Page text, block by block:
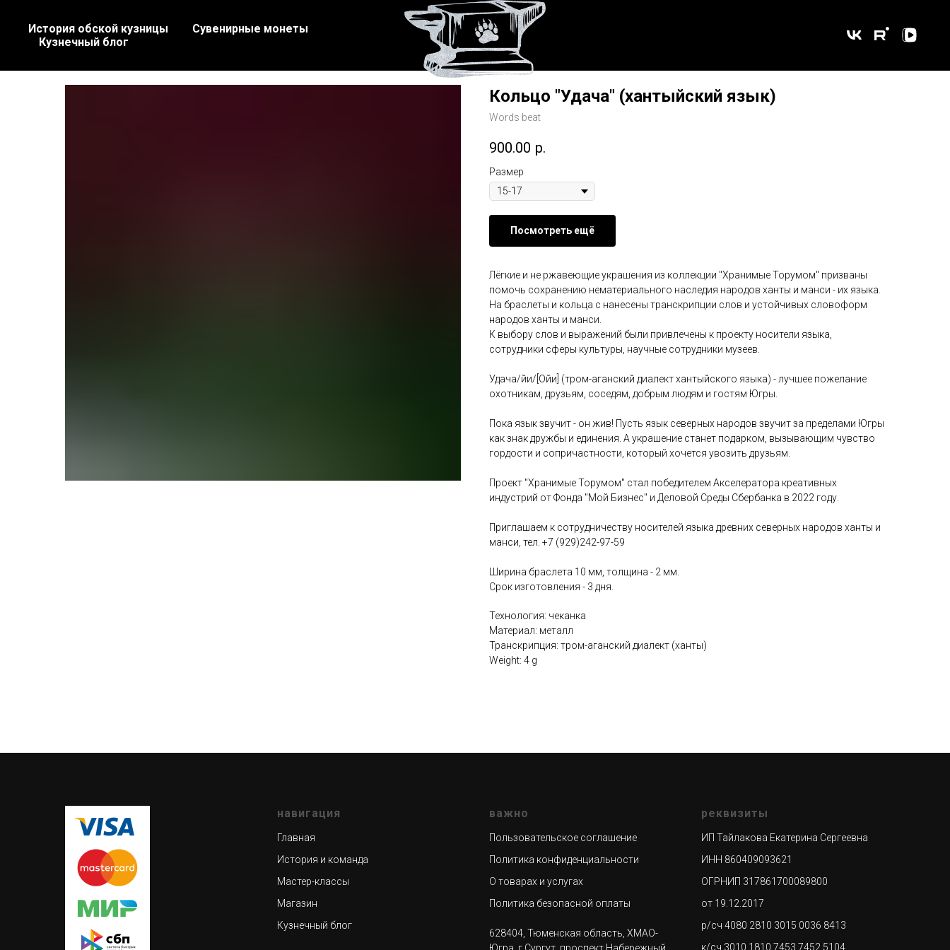
История обской кузницы
Сувенирные монеты
Кузнечный блог
Кольцо "Удача" (хантыйский язык)
Words beat
900.00 р.
Размер
Посмотреть ещё
Лёгкие и не ржавеющие украшения из коллекции "Хранимые Торумом" призваны
помочь сохранению нематериального наследия народов ханты и манси - их языка.
На браслеты и кольца с нанесены транскрипции слов и устойчивых словоформ
народов ханты и манси.
К выбору слов и выражений были привлечены к проекту носители языка,
сотрудники сферы культуры, научные сотрудники музеев.
Удача/өйи/[Ойи] (тром-аганский диалект хантыйского языка) - лучшее пожелание
охотникам, друзьям, соседям, добрым людям и гостям Югры.
Пока язык звучит - он жив! Пусть язык северных народов звучит за пределами Югры
как знак дружбы и единения. А украшение станет подарком, вызывающим чувство
гордости и сопричастности, который хочется увозить друзьям.
Проект "Хранимые Торумом" стал победителем Акселератора креативных
индустрий от Фонда "Мой Бизнес" и Деловой Среды Сбербанка в 2022 году.
Приглашаем к сотрудничеству носителей языка древних северных народов ханты и
манси, тел. +7 (929)242-97-59
Ширина браслета 10 мм, толщина - 2 мм.
Срок изготовления - 3 дня.
Технология: чеканка
Материал: металл
Транскрипция: тром-аганский диалект (ханты)
Weight: 4 g
навигация
Главная
История и команда
Мастер-классы
Магазин
Кузнечный блог
важно
Пользовательское соглашение
Политика конфиденциальности
О товарах и услугах
Политика безопасной оплаты
628404, Тюменская область, ХМАО-
реквизиты
ИП Тайлакова Екатерина Сергеевна
ИНН 860409093621
ОГРНИП 317861700089800
от 19.12.2017
р/сч 4080 2810 3015 0036 8413
к/сч 3010 1810 7453 7452 5104